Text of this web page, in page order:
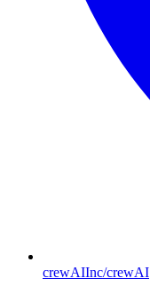
crewAIInc/crewAI